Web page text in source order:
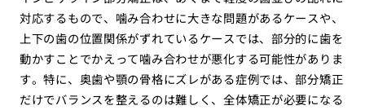
対応するもので、噛み合わせに大きな問題があるケースや、
上下の歯の位置関係がずれているケースでは、部分的に歯を
動かすことでかえって噛み合わせが悪化する可能性がありま
す。特に、奥歯や顎の骨格にズレがある症例では、部分矯正
だけでバランスを整えるのは難しく、全体矯正が必要になる